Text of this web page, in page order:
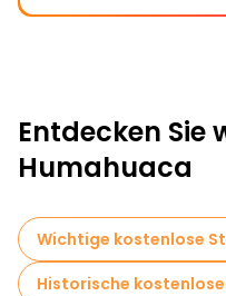
Entdecken Sie
Humahuaca
Wichtige kostenlose